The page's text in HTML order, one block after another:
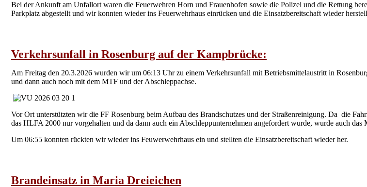
Bei der Ankunft am Unfallort waren die Feuerwehren Horn und Frauenhofen sowie die Polizei und die Rettung
Parkplatz abgestellt und wir konnten wieder ins Feuerwehrhaus einrücken und die Einsatzbereitschaft wieder
Verkehrsunfall in Rosenburg auf der Kampbrücke:
Am Freitag den 20.3.2026 wurden wir um 06:13 Uhr zu einem Verkehrsunfall mit Betriebsmittelaustritt in
und dann auch noch mit dem MTF und der Abschleppachse.
Vor Ort unterstützten wir die FF Rosenburg beim Aufbau des Brandschutzes und der Straßenreinigung. Da die
das HLFA 2000 nur vorgehalten und da dann auch ein Abschleppunternehmen angefordert wurde, wurde auch
Um 06:55 konnten rückten wir wieder ins Feuwerwehrhaus ein und stellten die Einsatzbereitschaft wieder her.
Brandeinsatz in Maria Dreieichen